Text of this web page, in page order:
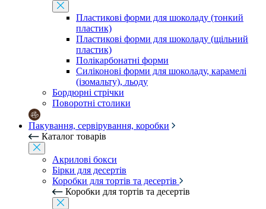
Пластикові форми для шоколаду (тонкий
пластик)
Пластикові форми для шоколаду (щільний
пластик)
Полікарбонатні форми
Силіконові форми для шоколаду, карамелі
(ізомальту), льоду
Бордюрні стрічки
Поворотні столики
Пакування, сервірування, коробки
Каталог товарів
Акрилові бокси
Бірки для десертів
Коробки для тортів та десертів
Коробки для тортів та десертів